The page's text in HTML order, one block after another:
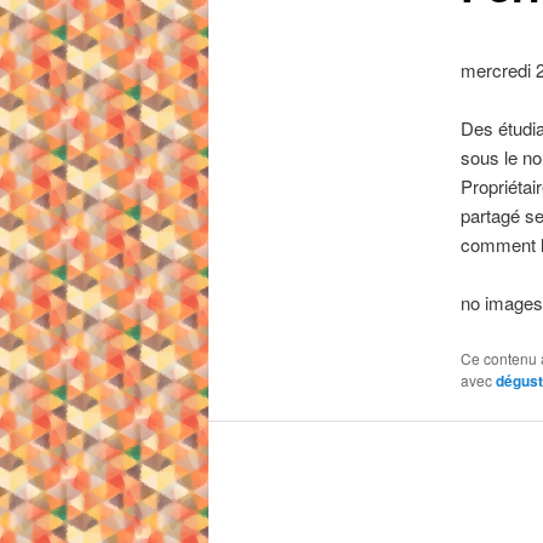
mercredi
Des
sous le
partagé
comment
no
Ce contenu
avec